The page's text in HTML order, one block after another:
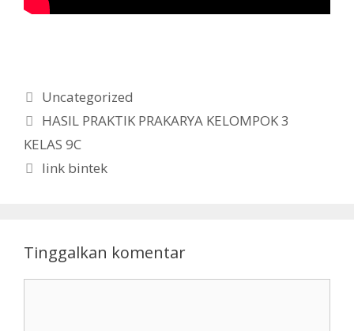
Kategori
Uncategorized
HASIL PRAKTIK PRAKARYA KELOMPOK 3
KELAS 9C
link bintek
Tinggalkan komentar